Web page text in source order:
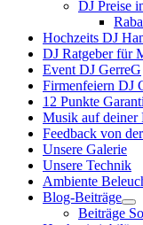
DJ Preise
Hochzeits DJ
DJ Ratgeber für
Event DJ GerreG
Firmenfeiern DJ
12 Punkte
Musik auf deiner
Feedback von
Unsere Galerie
Unsere Technik
Ambiente
Blog-Beiträge
Beiträge